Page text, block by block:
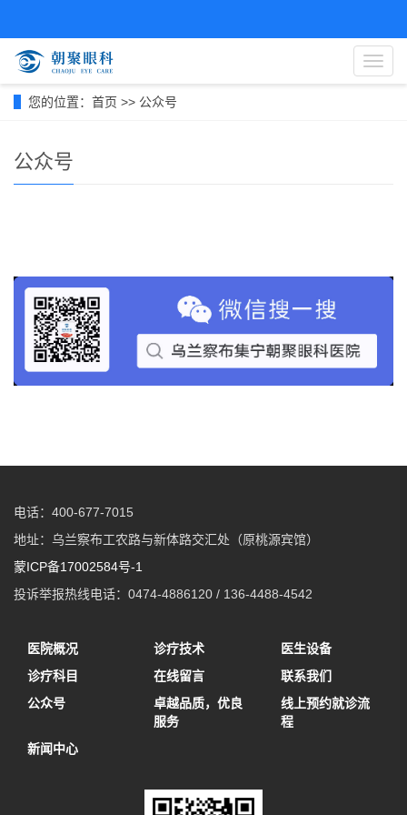
导
航
您的位置： 首页 >> 公众号
公众号
电话：400-677-7015
地址：乌兰察布工农路与新体路交汇处（原桃源宾馆）
蒙ICP备17002584号-1
投诉举报热线电话：0474-4886120 / 136-4488-4542
医院概况 诊疗技术
医生设备
诊疗科目
在线留言
联系我们
公众号
卓越品质，优良
服务
线上预约就诊流
程
新闻中心